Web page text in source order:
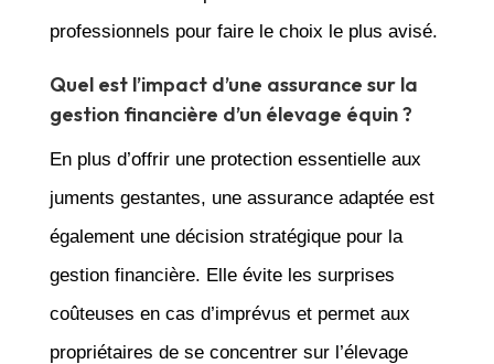
professionnels pour faire le choix le plus avisé.
Quel est l’impact d’une assurance sur la
gestion financière d’un élevage équin ?
En plus d’offrir une protection essentielle aux
juments gestantes, une assurance adaptée est
également une décision stratégique pour la
gestion financière. Elle évite les surprises
coûteuses en cas d’imprévus et permet aux
propriétaires de se concentrer sur l’élevage